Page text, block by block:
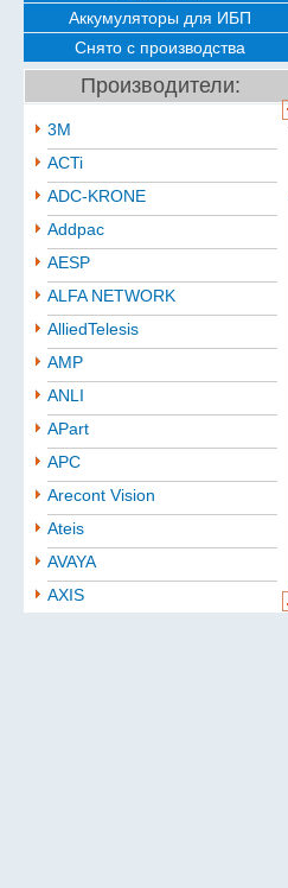
Аккумуляторы для ИБП
Снято с производства
Производители:
3M
ACTi
ADC-KRONE
Addpac
AESP
ALFA NETWORK
AlliedTelesis
AMP
ANLI
APart
APC
Arecont Vision
Ateis
AVAYA
AXIS